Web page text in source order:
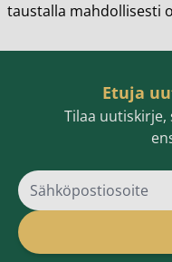
taustalla mahdollisesti
Etuja
Tilaa